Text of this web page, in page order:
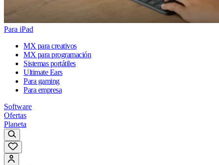
Para iPad
MX para creativos
MX para programación
Sistemas portátiles
Ultimate Ears
Para gaming
Para empresa
Software
Ofertas
Planeta